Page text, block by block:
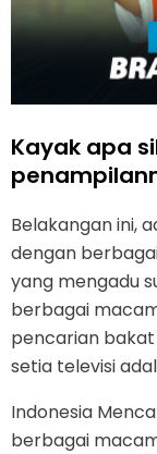
Kayak apa
Belakangan ini,
dengan
yang mengadu
berbagai
pencarian
setia televisi
Indonesia
berbagai